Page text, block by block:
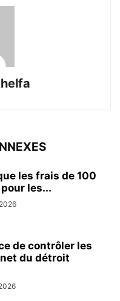
les frais de 100
les...
de contrôler les
du détroit